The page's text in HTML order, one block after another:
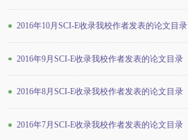
2016年10月SCI-E收录我校作者发表的论文目录
2016年9月SCI-E收录我校作者发表的论文目录
2016年8月SCI-E收录我校作者发表的论文目录
2016年7月SCI-E收录我校作者发表的论文目录